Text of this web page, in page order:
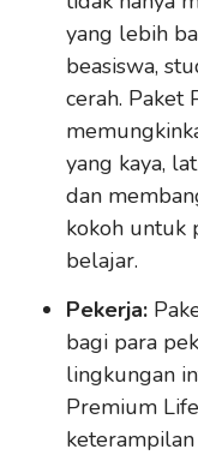
yang lebih
beasiswa,
cerah. Paket
yang kaya,
dan
kokoh untuk
belajar.
Pekerja:
bagi para
lingkungan
Premium